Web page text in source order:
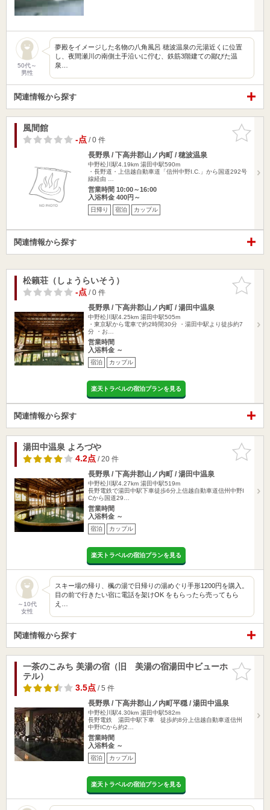
50代～
男性
夢殿をイメージした名物の八角風呂 穂波温泉の元湯近くに位置
し、夜間瀬川の南側土手沿いに佇む、鉄筋3階建ての鄙びた温
泉…
関連情報から探す
お気に入
りに追加
風間館
-点/ 0 件
長野県 / 下高井郡山ノ内町 / 穂波温泉
中野松川駅4.19km 湯田中駅590m
・長野道・上信越自動車道「信州中野I.C.」から国道292号
線経由 …
営業時間 10:00～16:00
入浴料金 400円～
日帰り 宿泊 カップル
関連情報から探す
お気に入
りに追加
松籟荘（しょうらいそう）
-点/ 0 件
長野県 / 下高井郡山ノ内町 / 湯田中温泉
中野松川駅4.25km 湯田中駅505m
・東京駅から電車で約2時間30分 ・湯田中駅より徒歩約7
分 ・お…
営業時間
入浴料金 ～
宿泊 カップル
楽天トラベルの宿泊プランを見る
関連情報から探す
お気に入
りに追加
湯田中温泉 よろづや
4.2点/ 20 件
長野県 / 下高井郡山ノ内町 / 湯田中温泉
中野松川駅4.27km 湯田中駅519m
長野電鉄で湯田中駅下車徒歩6分上信越自動車道信州中野I
Cから国道29…
営業時間
入浴料金 ～
宿泊 カップル
楽天トラベルの宿泊プランを見る
～10代
女性
スキー場の帰り、楓の湯で日帰りの湯めぐり手形1200円を購入。
目の前で行きたい宿に電話を架けOK をもらったら売ってもら
え…
関連情報から探す
お気に入
りに追加
一茶のこみち 美湯の宿（旧 美湯の宿湯田中ビューホ
テル）
3.5点/ 5 件
長野県 / 下高井郡山ノ内町平穏 / 湯田中温泉
中野松川駅4.30km 湯田中駅582m
長野電鉄 湯田中駅下車 徒歩約8分上信越自動車道信州
中野ICから約2…
営業時間
入浴料金 ～
宿泊 カップル
楽天トラベルの宿泊プランを見る